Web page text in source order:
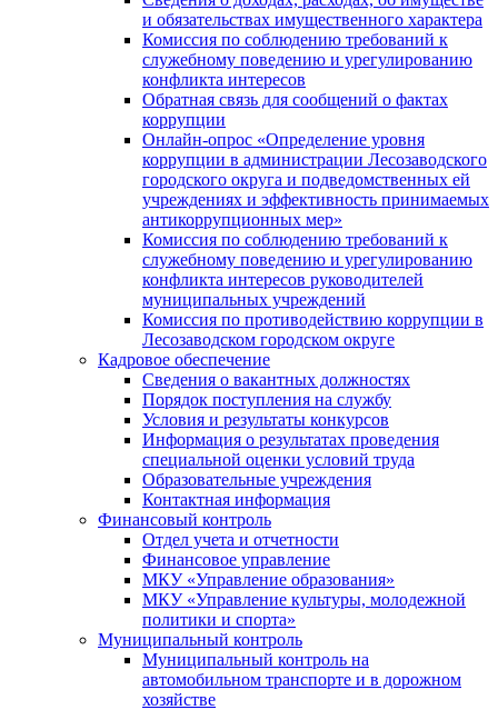
и обязательствах имущественного характера
Комиссия по соблюдению требований к
служебному поведению и урегулированию
конфликта интересов
Обратная связь для сообщений о фактах
коррупции
Онлайн-опрос «Определение уровня
коррупции в администрации Лесозаводского
городского округа и подведомственных ей
учреждениях и эффективность принимаемых
антикоррупционных мер»
Комиссия по соблюдению требований к
служебному поведению и урегулированию
конфликта интересов руководителей
муниципальных учреждений
Комиссия по противодействию коррупции в
Лесозаводском городском округе
Кадровое обеспечение
Сведения о вакантных должностях
Порядок поступления на службу
Условия и результаты конкурсов
Информация о результатах проведения
специальной оценки условий труда
Образовательные учреждения
Контактная информация
Финансовый контроль
Отдел учета и отчетности
Финансовое управление
МКУ «Управление образования»
МКУ «Управление культуры, молодежной
политики и спорта»
Муниципальный контроль
Муниципальный контроль на
автомобильном транспорте и в дорожном
хозяйстве